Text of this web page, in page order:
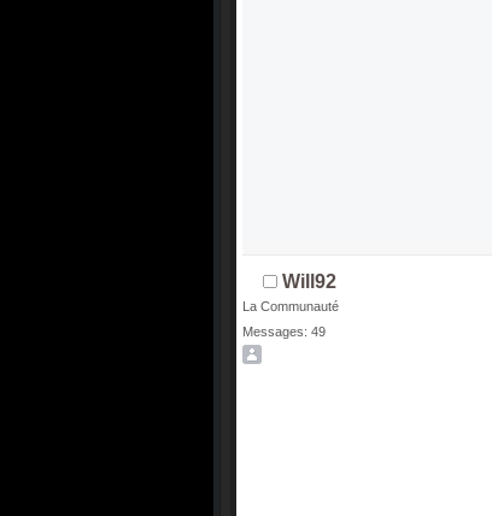
Will92
La Communauté
Messages: 49